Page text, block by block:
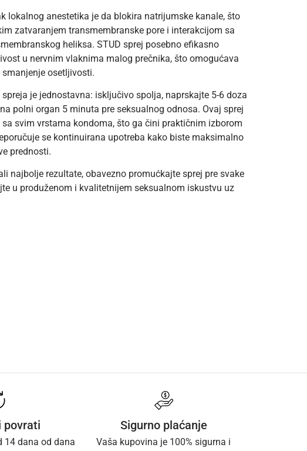
lokalnog anestetika je da blokira natrijumske kanale, što
zatvaranjem transmembranske pore i interakcijom sa
heliksa. STUD sprej posebno efikasno
u nervnim vlaknima malog prečnika, što omogućava
smanjenje osetljivosti.
spreja je jednostavna: isključivo spolja, naprskajte 5-6 doza
polni organ 5 minuta pre seksualnog odnosa. Ovaj sprej
svim vrstama kondoma, što ga čini praktičnim izborom
se kontinuirana upotreba kako biste maksimalno
prednosti.
najbolje rezultate, obavezno promućkajte sprej pre svake
u produženom i kvalitetnijem seksualnom iskustvu uz
povrati
14 dana od dana
Sigurno plaćanje
Vaša kupovina je 100% sigurna i